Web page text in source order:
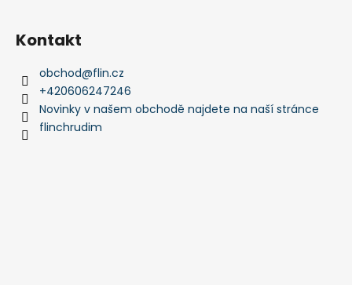
Kontakt
obchod@flin.cz
+420606247246
Novinky v našem obchodě najdete na naší stránce
flinchrudim